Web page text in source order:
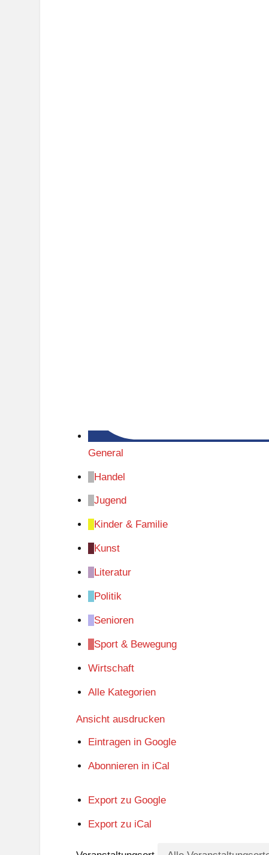
General
Handel
Jugend
Kinder & Familie
Kunst
Literatur
Politik
Senioren
Sport & Bewegung
Wirtschaft
Alle Kategorien
Ansicht ausdrucken
Eintragen in Google
Abonnieren in iCal
Export zu Google
Export zu iCal